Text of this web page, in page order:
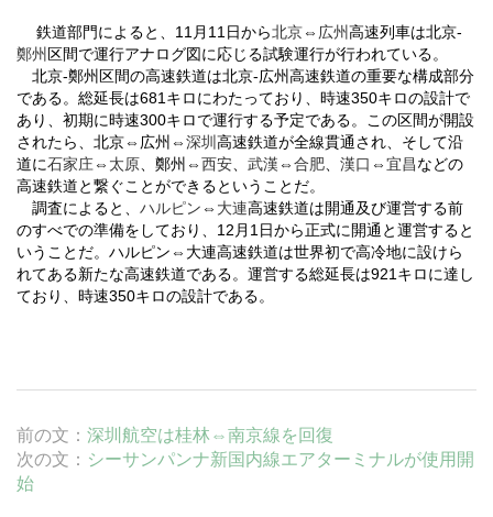
鉄道部門によると、 11 月 11 日から北京⇔ 広州高速列車は北京-
鄭州 区間で運行アナログ図に応じる試験運行が行われている。
北京-鄭州区間の高速鉄道は北京-広州高速鉄道の重要な構成部分
である。総延長は681 キロにわたっており、時速350キロの設計で
あり、初期に時速300キロで運行する予定である。この区間が開設
されたら、北京⇔広州⇔深圳 高速鉄道が全線貫通され、そして沿
道に石家庄⇔ 太原 、鄭州⇔西安 武漢 ⇔合肥 漢口 ⇔宜昌などの
高速鉄道と繋ぐことができるということだ。
調査によると、 ハルピン ⇔ 大連高速鉄道は開通及び運営する前
のすべでの準備をしており、 12 月 1 日から正式に開通と運営すると
いうことだ。ハルピン⇔大連高速鉄道は世界初で高冷地に設けら
れてある新たな高速鉄道である。運営する総延長は921 キロに達し
ており、時速350キロの設計である。
前の文： 深圳航空は桂林⇔南京線を回復
次の文： シーサンパンナ新国内線エアターミナルが使用開
始